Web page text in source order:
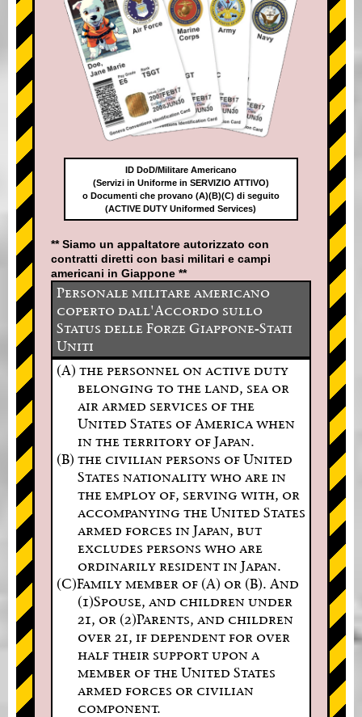
ID DoD/Militare Americano
(Servizi in Uniforme in SERVIZIO ATTIVO)
o Documenti che provano (A)(B)(C) di seguito
(ACTIVE DUTY Uniformed Services)
** Siamo un appaltatore autorizzato con
contratti diretti con basi militari e campi
americani in Giappone **
Personale militare americano
coperto dall'Accordo sullo
Status delle Forze Giappone-Stati
Uniti
(A) the personnel on active duty
belonging to the land, sea or
air armed services of the
United States of America when
in the territory of Japan.
(B) the civilian persons of United
States nationality who are in
the employ of, serving with, or
accompanying the United States
armed forces in Japan, but
excludes persons who are
ordinarily resident in Japan.
(C)Family member of (A) or (B). And
(1)Spouse, and children under
21, or (2)Parents, and children
over 21, if dependent for over
half their support upon a
member of the United States
armed forces or civilian
component.